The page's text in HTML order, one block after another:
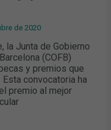
de 2020
la Junta de Gobierno
(COFB)
y premios que
convocatoria ha
premio al mejor